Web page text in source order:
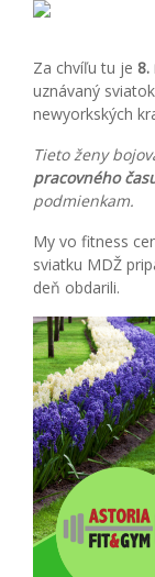
Za chvíľu tu je
uznávaný
newyorkských
Tieto ženy
pracovného
podmienkam.
My vo fitness
sviatku MDŽ
deň obdarili.